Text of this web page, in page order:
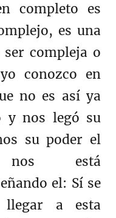
completo es
es una
ser compleja o
conozco en
no es así ya
y nos legó su
su poder el
nos está
el: Sí se
llegar a esta